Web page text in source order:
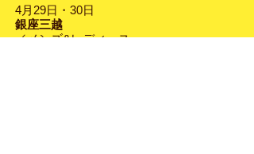
4月29日・30日
銀座三越
／メンズ&レディース